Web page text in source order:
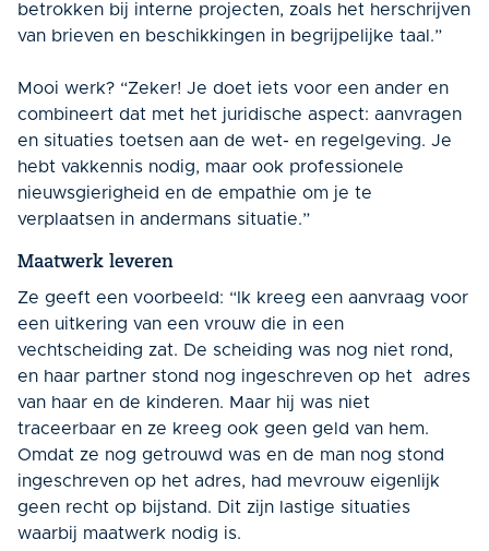
betrokken bij interne projecten, zoals het herschrijven
van brieven en beschikkingen in begrijpelijke taal.”
Mooi werk? “Zeker! Je doet iets voor een ander en
combineert dat met het juridische aspect: aanvragen
en situaties toetsen aan de wet- en regelgeving. Je
hebt vakkennis nodig, maar ook professionele
nieuwsgierigheid en de empathie om je te
verplaatsen in andermans situatie.”
Maatwerk leveren
Ze geeft een voorbeeld: “Ik kreeg een aanvraag voor
een uitkering van een vrouw die in een
vechtscheiding zat. De scheiding was nog niet rond,
en haar partner stond nog ingeschreven op het adres
van haar en de kinderen. Maar hij was niet
traceerbaar en ze kreeg ook geen geld van hem.
Omdat ze nog getrouwd was en de man nog stond
ingeschreven op het adres, had mevrouw eigenlijk
geen recht op bijstand. Dit zijn lastige situaties
waarbij maatwerk nodig is.